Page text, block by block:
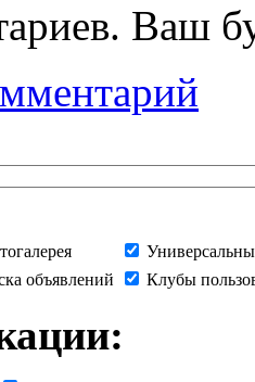
Ваш
объявлений Клубы